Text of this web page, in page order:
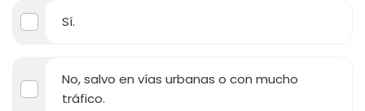
Sí.
No, salvo en vías urbanas o con mucho
tráfico.